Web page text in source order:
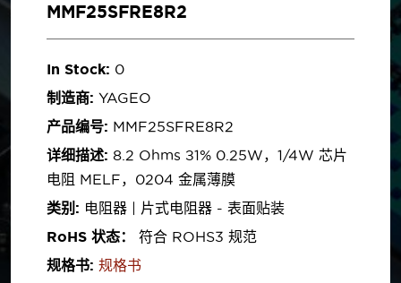
MMF25SFRE8R2
In Stock: 0
制造商: YAGEO
产品编号: MMF25SFRE8R2
详细描述: 8.2 Ohms ±1% 0.25W，1/4W 芯片
电阻 MELF，0204 金属薄膜
类别: 电阻器 | 片式电阻器 - 表面贴装
RoHS 状态：
符合 ROHS3 规范
规格书: 规格书